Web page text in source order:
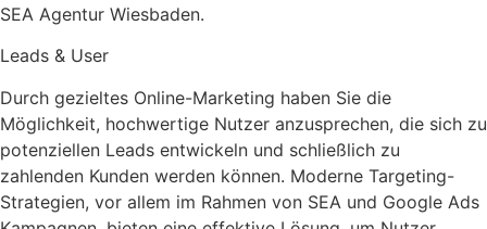
SEA Agentur Wiesbaden.
Leads & User
Durch gezieltes Online-Marketing haben Sie die
Möglichkeit, hochwertige Nutzer anzusprechen, die sich zu
potenziellen Leads entwickeln und schließlich zu
zahlenden Kunden werden können. Moderne Targeting-
Strategien, vor allem im Rahmen von SEA und Google Ads